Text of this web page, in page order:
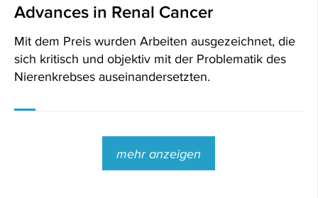
Advances in Renal Cancer
Mit dem Preis wurden Arbeiten ausgezeichnet, die
sich kritisch und objektiv mit der Problematik des
Nierenkrebses auseinandersetzten.
mehr anzeigen